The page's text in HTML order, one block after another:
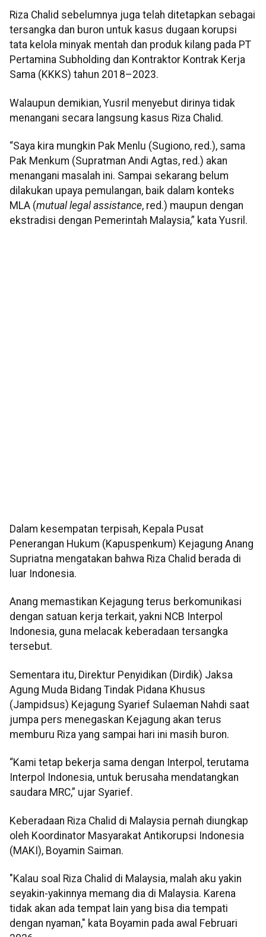
Riza Chalid sebelumnya juga telah ditetapkan sebagai
tersangka dan buron untuk kasus dugaan korupsi
tata kelola minyak mentah dan produk kilang pada PT
Pertamina Subholding dan Kontraktor Kontrak Kerja
Sama (KKKS) tahun 2018–2023.
Walaupun demikian, Yusril menyebut dirinya tidak
menangani secara langsung kasus Riza Chalid.
“Saya kira mungkin Pak Menlu (Sugiono, red.), sama
Pak Menkum (Supratman Andi Agtas, red.) akan
menangani masalah ini. Sampai sekarang belum
dilakukan upaya pemulangan, baik dalam konteks
MLA (mutual legal assistance, red.) maupun dengan
ekstradisi dengan Pemerintah Malaysia,” kata Yusril.
Dalam kesempatan terpisah, Kepala Pusat
Penerangan Hukum (Kapuspenkum) Kejagung Anang
Supriatna mengatakan bahwa Riza Chalid berada di
luar Indonesia.
Anang memastikan Kejagung terus berkomunikasi
dengan satuan kerja terkait, yakni NCB Interpol
Indonesia, guna melacak keberadaan tersangka
tersebut.
Sementara itu, Direktur Penyidikan (Dirdik) Jaksa
Agung Muda Bidang Tindak Pidana Khusus
(Jampidsus) Kejagung Syarief Sulaeman Nahdi saat
jumpa pers menegaskan Kejagung akan terus
memburu Riza yang sampai hari ini masih buron.
“Kami tetap bekerja sama dengan Interpol, terutama
Interpol Indonesia, untuk berusaha mendatangkan
saudara MRC,” ujar Syarief.
Keberadaan Riza Chalid di Malaysia pernah diungkap
oleh Koordinator Masyarakat Antikorupsi Indonesia
(MAKI), Boyamin Saiman.
"Kalau soal Riza Chalid di Malaysia, malah aku yakin
seyakin-yakinnya memang dia di Malaysia. Karena
tidak akan ada tempat lain yang bisa dia tempati
dengan nyaman," kata Boyamin pada awal Februari